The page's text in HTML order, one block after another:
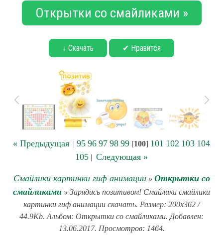
Открытки со смайликами »
↓ Скачать ✔ Нравится
« Предыдущая | 95 96 97 98 99 [100] 101 102 103 104
105 | Следующая »
Смайлики картинки гиф анимации» Открытки со
смайликами » Зарядись позитивом! Смайлики смайлики
картинки гиф анимации скачать. Размер: 200x362 /
44.9Kb. Альбом: Открытки со смайликами. Добавлен:
13.06.2017. Просмотров: 1464.